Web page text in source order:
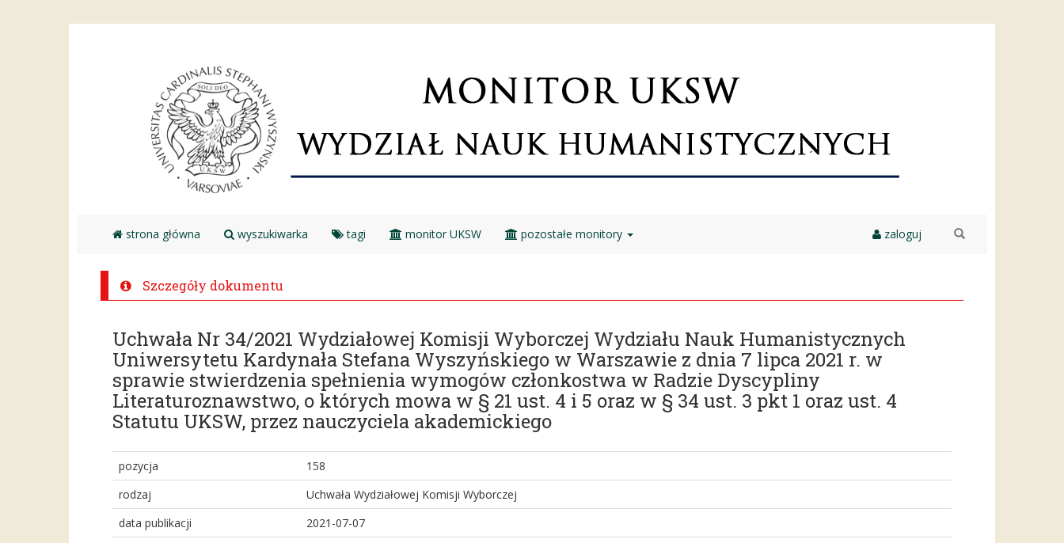
strona główna wyszukiwarka tagi monitor UKSW pozostałe monitory zaloguj
Szczegóły dokumentu
Uchwała Nr 34/2021 Wydziałowej Komisji Wyborczej Wydziału Nauk Humanistycznych
Uniwersytetu Kardynała Stefana Wyszyńskiego w Warszawie z dnia 7 lipca 2021 r. w
sprawie stwierdzenia spełnienia wymogów członkostwa w Radzie Dyscypliny
Literaturoznawstwo, o których mowa w § 21 ust. 4 i 5 oraz w § 34 ust. 3 pkt 1 oraz ust. 4
Statutu UKSW, przez nauczyciela akademickiego
pozycja
158
rodzaj
Uchwała Wydziałowej Komisji Wyborczej
data publikacji
2021-07-07